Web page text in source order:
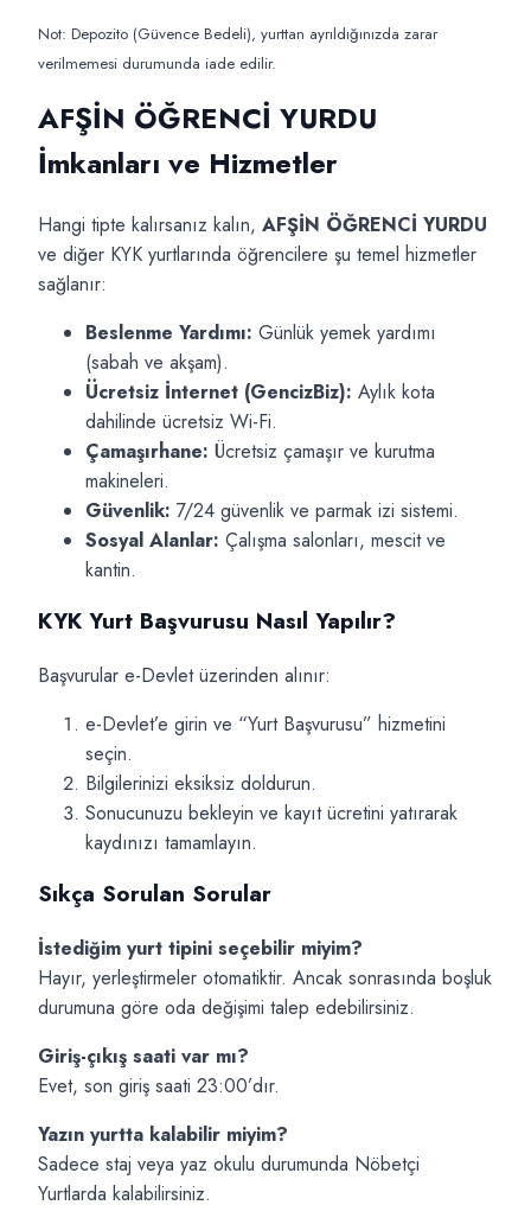
Not: Depozito (Güvence Bedeli), yurttan ayrıldığınızda zarar
verilmemesi durumunda iade edilir.
AFŞİN ÖĞRENCİ YURDU
İmkanları ve Hizmetler
Hangi tipte kalırsanız kalın, AFŞİN ÖĞRENCİ YURDU
ve diğer KYK yurtlarında öğrencilere şu temel hizmetler
sağlanır:
Beslenme Yardımı: Günlük yemek yardımı
(sabah ve akşam).
Ücretsiz İnternet (GencizBiz): Aylık kota
dahilinde ücretsiz Wi-Fi.
Çamaşırhane: Ücretsiz çamaşır ve kurutma
makineleri.
Güvenlik: 7/24 güvenlik ve parmak izi sistemi.
Sosyal Alanlar: Çalışma salonları, mescit ve
kantin.
KYK Yurt Başvurusu Nasıl Yapılır?
Başvurular e-Devlet üzerinden alınır:
e-Devlet’e girin ve “Yurt Başvurusu” hizmetini
seçin.
Bilgilerinizi eksiksiz doldurun.
Sonucunuzu bekleyin ve kayıt ücretini yatırarak
kaydınızı tamamlayın.
Sıkça Sorulan Sorular
İstediğim yurt tipini seçebilir miyim?
Hayır, yerleştirmeler otomatiktir. Ancak sonrasında boşluk
durumuna göre oda değişimi talep edebilirsiniz.
Giriş-çıkış saati var mı?
Evet, son giriş saati 23:00’dır.
Yazın yurtta kalabilir miyim?
Sadece staj veya yaz okulu durumunda Nöbetçi
Yurtlarda kalabilirsiniz.